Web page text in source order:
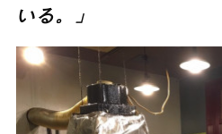
いる。」